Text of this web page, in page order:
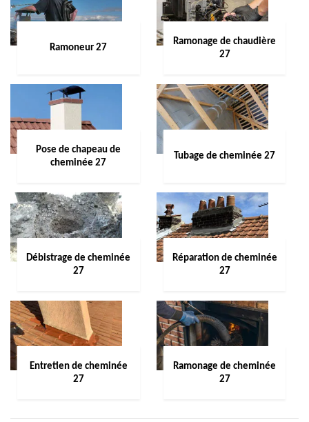
Ramoneur 27
Ramonage de chaudière
27
Pose de chapeau de
cheminée 27
Tubage de cheminée 27
Débistrage de cheminée
27
Réparation de cheminée
27
Entretien de cheminée
27
Ramonage de cheminée
27